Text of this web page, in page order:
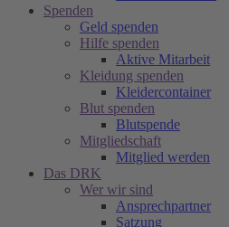
Spenden
Geld spenden
Hilfe spenden
Aktive Mitarbeit
Kleidung spenden
Kleidercontainer
Blut spenden
Blutspende
Mitgliedschaft
Mitglied werden
Das DRK
Wer wir sind
Ansprechpartner
Satzung